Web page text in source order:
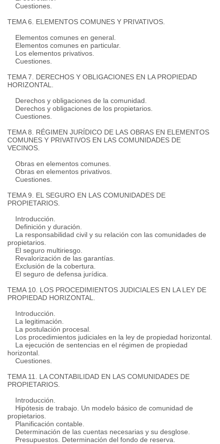
Cuestiones.
TEMA 6. ELEMENTOS COMUNES Y PRIVATIVOS.
Elementos comunes en general.
Elementos comunes en particular.
Los elementos privativos.
Cuestiones.
TEMA 7. DERECHOS Y OBLIGACIONES EN LA PROPIEDAD
HORIZONTAL.
Derechos y obligaciones de la comunidad.
Derechos y obligaciones de los propietarios.
Cuestiones.
TEMA 8. RÉGIMEN JURÍDICO DE LAS OBRAS EN ELEMENTOS
COMUNES Y PRIVATIVOS EN LAS COMUNIDADES DE
VECINOS.
Obras en elementos comunes.
Obras en elementos privativos.
Cuestiones.
TEMA 9. EL SEGURO EN LAS COMUNIDADES DE
PROPIETARIOS.
Introducción.
Definición y duración.
La responsabilidad civil y su relación con las comunidades de
propietarios.
El seguro multiriesgo.
Revalorización de las garantías.
Exclusión de la cobertura.
El seguro de defensa jurídica.
TEMA 10. LOS PROCEDIMIENTOS JUDICIALES EN LA LEY DE
PROPIEDAD HORIZONTAL.
Introducción.
La legitimación.
La postulación procesal.
Los procedimientos judiciales en la ley de propiedad horizontal.
La ejecución de sentencias en el régimen de propiedad
horizontal.
Cuestiones.
TEMA 11. LA CONTABILIDAD EN LAS COMUNIDADES DE
PROPIETARIOS.
Introducción.
Hipótesis de trabajo. Un modelo básico de comunidad de
propietarios.
Planificación contable.
Determinación de las cuentas necesarias y su desglose.
Presupuestos. Determinación del fondo de reserva.